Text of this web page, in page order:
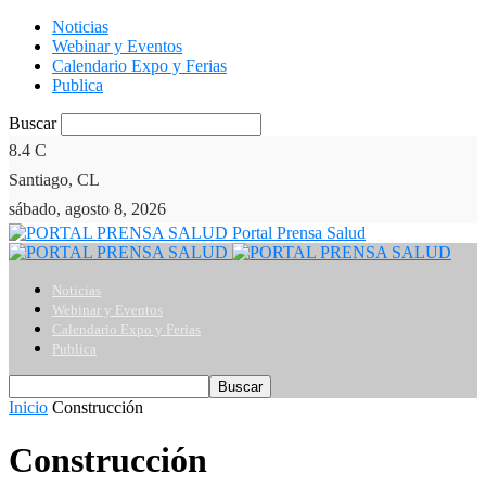
Noticias
Webinar y Eventos
Calendario Expo y Ferias
Publica
Buscar
8.4 C
Santiago, CL
sábado, agosto 8, 2026
Portal Prensa Salud
Noticias
Webinar y Eventos
Calendario Expo y Ferias
Publica
Inicio Construcción
Construcción